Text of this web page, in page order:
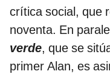
crítica social, que
noventa. En
verde, que se
primer Alan, es